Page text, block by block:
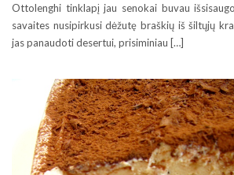
Ottolenghi tinklapį jau senokai buvau
savaites nusipirkusi dėžutę braškių iš šiltųjų
jas panaudoti desertui, prisiminiau […]